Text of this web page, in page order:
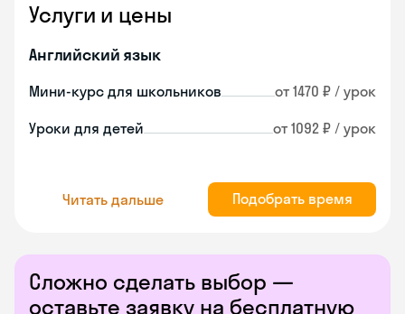
Услуги и цены
Английский язык
Мини-курс для школьников от 1470 ₽ / урок
Уроки для детей от 1092 ₽ / урок
Читать дальше Подобрать время
Сложно сделать выбор —
оставьте заявку на бесплатную